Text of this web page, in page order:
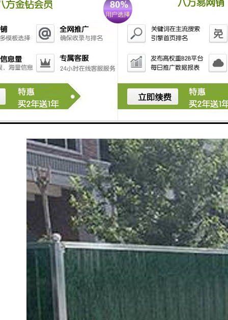
建筑围挡是应用较为普遍的商业宣传手段，主要适用于
楼盘开发方面，成为楼盘开发必不可少的宣传手段。
建筑围挡要求整体色彩鲜艳、吸引人，布局要求层次清
楚，具有特色和立体感。工程围挡广告在内容上要求清